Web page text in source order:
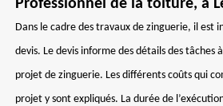
Professionnel de la toiture, à
Dans le cadre des travaux de zinguerie, il est
devis. Le devis informe des détails des tâches
projet de zinguerie. Les différents coûts qui
projet y sont expliqués. La durée de